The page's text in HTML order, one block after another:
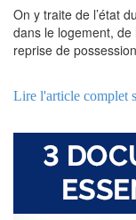
On y traite de l’état
dans le logement, de
reprise de
Lire l'article complet